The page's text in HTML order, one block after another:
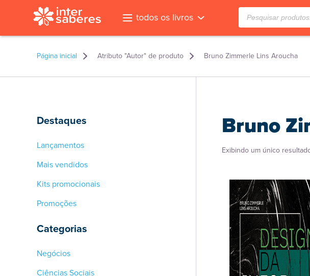
todos os livros Pesquisar
produtos
Página inicial Atributo "Autor" de produto Bruno Zimmerle Lins Aroucha
Destaques
Lançamentos
Mais vendidos
Kits promocionais
Promoções
Categorias
Negócios
Ciências Sociais
Bruno
Exibindo um único